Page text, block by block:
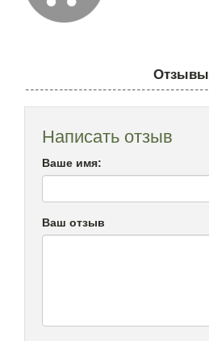
Отзывы
Написать отзыв
Ваше имя:
Ваш отзыв